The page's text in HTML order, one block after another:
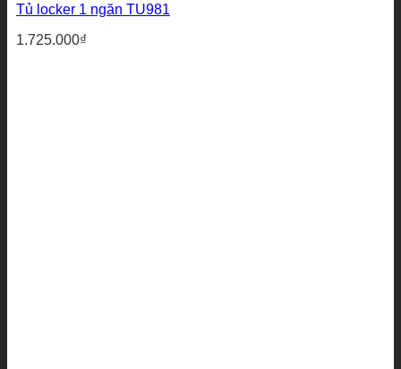
Tủ locker 1 ngăn TU981
1.725.000₫